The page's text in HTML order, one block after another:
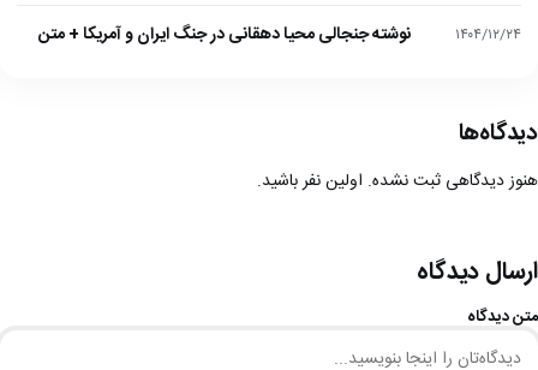
۱۴۰۴/۱۲/۲۴ نوشته جنجالی محیا دهقانی در جنگ ایران و آمریکا + متن
دیدگاه‌ها
هنوز دیدگاهی ثبت نشده. اولین نفر باشید.
ارسال دیدگاه
متن دیدگاه